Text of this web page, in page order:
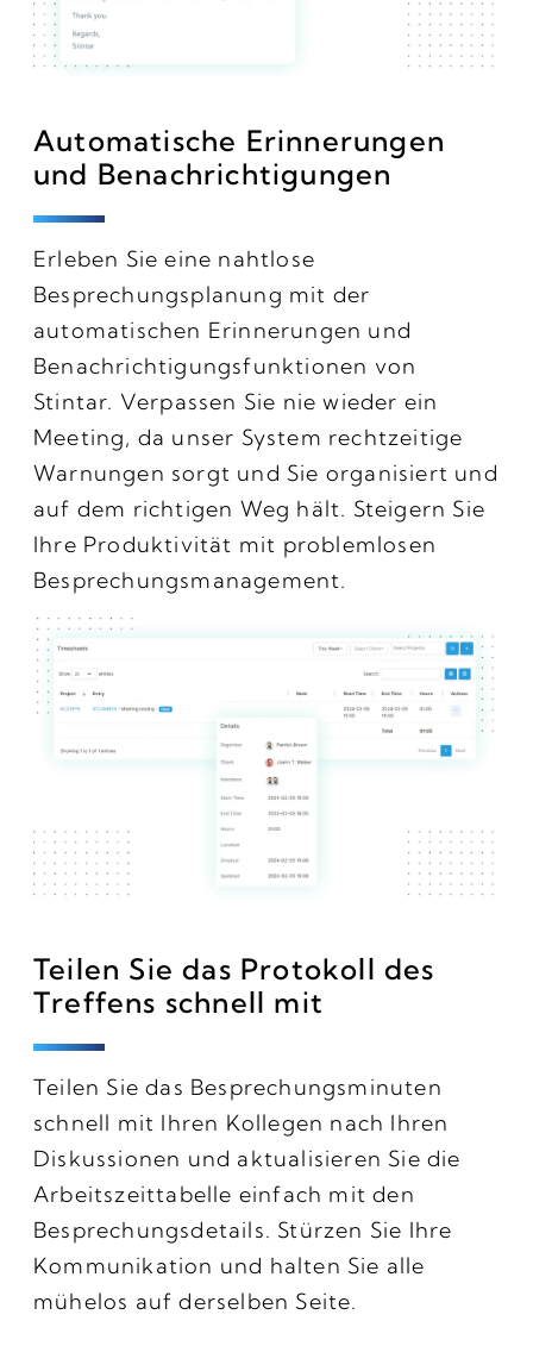
Automatische Erinnerungen
und Benachrichtigungen
Erleben Sie eine nahtlose
Besprechungsplanung mit der
automatischen Erinnerungen und
Benachrichtigungsfunktionen von
Stintar. Verpassen Sie nie wieder ein
Meeting, da unser System rechtzeitige
Warnungen sorgt und Sie organisiert und
auf dem richtigen Weg hält. Steigern Sie
Ihre Produktivität mit problemlosen
Besprechungsmanagement.
Teilen Sie das Protokoll des
Treffens schnell mit
Teilen Sie das Besprechungsminuten
schnell mit Ihren Kollegen nach Ihren
Diskussionen und aktualisieren Sie die
Arbeitszeittabelle einfach mit den
Besprechungsdetails. Stürzen Sie Ihre
Kommunikation und halten Sie alle
mühelos auf derselben Seite.